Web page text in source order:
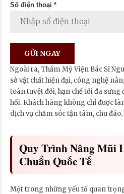
Số điện thoại *
Ngoài ra, Thẩm Mỹ Viện Bác Sĩ
sở vật chất hiện đại, công nghệ
toàn tuyệt đối, hạn chế tối đa
hồi. Khách hàng không chỉ được
dịch vụ chăm sóc tận tâm, chu đáo.
Quy Trình Nâng Mũi
Chuẩn Quốc Tế
Một trong những yếu tố quan